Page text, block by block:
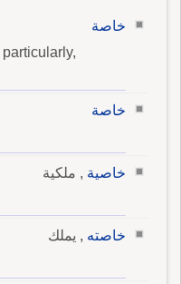
خاصة
خاصة
خاصية , ملكية
خاصته , يملك